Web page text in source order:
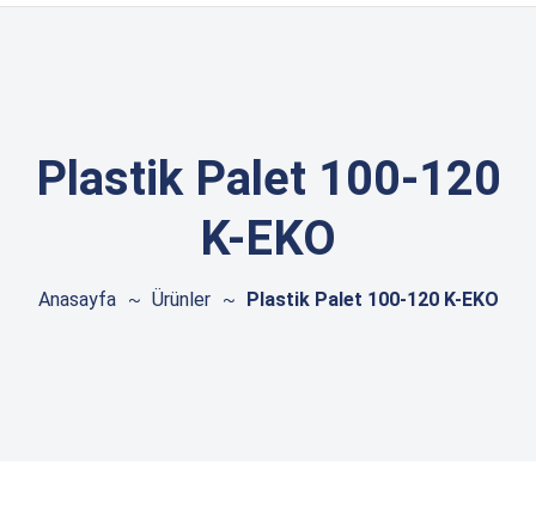
Plastik Palet 100-120
K-EKO
Anasayfa Ürünler Plastik Palet 100-120 K-EKO